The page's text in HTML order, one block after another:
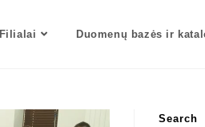
Filialai Duomenų bazės ir
Search